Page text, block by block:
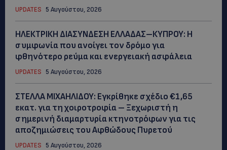
UPDATES 5 Αυγούστου, 2026
ΗΛΕΚΤΡΙΚΗ ΔΙΑΣΥΝΔΕΣΗ ΕΛΛΑΔΑΣ–ΚΥΠΡΟΥ: Η
συμφωνία που ανοίγει τον δρόμο για
φθηνότερο ρεύμα και ενεργειακή ασφάλεια
UPDATES 5 Αυγούστου, 2026
ΣΤΕΛΛΑ ΜΙΧΑΗΛΙΔΟΥ: Εγκρίθηκε σχέδιο €1,65
εκατ. για τη χοιροτροφία – Ξεχωριστή η
σημερινή διαμαρτυρία κτηνοτρόφων για τις
αποζημιώσεις του Αφθώδους Πυρετού
UPDATES 5 Αυγούστου, 2026